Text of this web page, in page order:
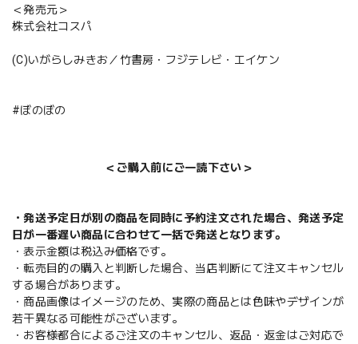
＜発売元＞
株式会社コスパ
(C)いがらしみきお／竹書房・フジテレビ・エイケン
#ぼのぼの
＜ご購入前にご一読下さい＞
・発送予定日が別の商品を同時に予約注文された場合、発送予定
日が一番遅い商品に合わせて一括で発送となります。
・表示金額は税込み価格です。
・転売目的の購入と判断した場合、当店判断にて注文キャンセル
する場合があります。
・商品画像はイメージのため、実際の商品とは色味やデザインが
若干異なる可能性がございます。
・お客様都合によるご注文のキャンセル、返品・返金はご対応で